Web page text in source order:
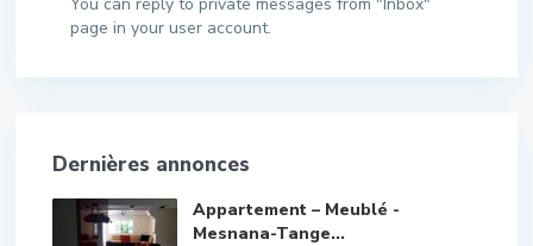
page in your user account.
Dernières annonces
Appartement – Meublé -
Mesnana-Tange...